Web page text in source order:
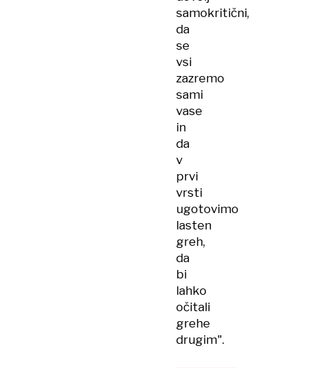
samokritični,
da
se
vsi
zazremo
sami
vase
in
da
v
prvi
vrsti
ugotovimo
lasten
greh,
da
bi
lahko
očitali
grehe
drugim".